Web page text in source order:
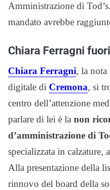
Amministrazione di
mandato avrebbe
Chiara Ferragni fuori
Chiara Ferragni, la
digitale di Cremona, si
centro dell’attenzione
parlare di lei è la non
d’amministrazione di
specializzata in calzature,
Alla presentazione della
rinnovo del board della